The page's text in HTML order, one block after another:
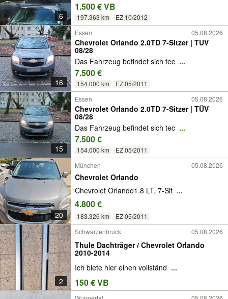
6
1.500 € VB
197.363 km EZ 10/2012
16
Essen 05.08.2026
Chevrolet Orlando 2.0TD 7-Sitzer | TÜV
08/28
Das Fahrzeug befindet sich tec ...
7.500 €
154.000 km EZ 05/2011
15
Essen 05.08.2026
Chevrolet Orlando 2.0TD 7-Sitzer | TÜV
08/28
Das Fahrzeug befindet sich tec ...
7.500 €
154.000 km EZ 05/2011
20
München 05.08.2026
Chevrolet Orlando
Chevrolet Orlando1.8 LT, 7-Sit ...
4.800 €
183.326 km EZ 05/2011
2
Schwarzenbruck 05.08.2026
Thule Dachträger / Chevrolet Orlando
2010-2014
Ich biete hier einen vollständ ...
150 € VB